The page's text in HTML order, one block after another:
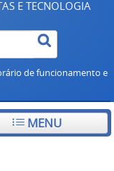
E TECNOLOGIA
de funcionamento e
MENU